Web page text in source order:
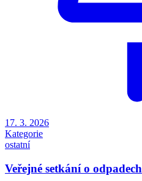
17. 3. 2026
Kategorie
ostatní
Veřejné setkání o odpadech